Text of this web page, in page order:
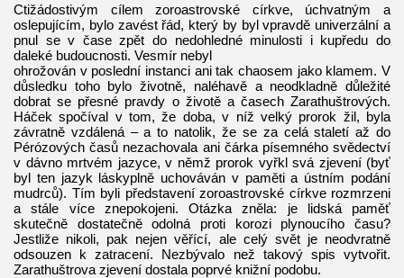
Ctižádostivým cílem zoroastrovské církve, úchvatným a
oslepujícím, bylo zavést řád, který by byl vpravdě univerzální a
pnul se v čase zpět do nedohledné minulosti i kupředu do
daleké budoucnosti. Vesmír nebyl
ohrožován v poslední instanci ani tak chaosem jako klamem. V
důsledku toho bylo životně, naléhavě a neodkladně důležité
dobrat se přesné pravdy o životě a časech Zarathuštrových.
Háček spočíval v tom, že doba, v níž velký prorok žil, byla
závratně vzdálená – a to natolik, že se za celá staletí až do
Pérózových časů nezachovala ani čárka písemného svědectví
v dávno mrtvém jazyce, v němž prorok vyřkl svá zjevení (byť
byl ten jazyk láskyplně uchováván v paměti a ústním podání
mudrců). Tím byli představení zoroastrovské církve rozmrzeni
a stále více znepokojeni. Otázka zněla: je lidská paměť
skutečně dostatečně odolná proti korozi plynoucího času?
Jestliže nikoli, pak nejen věřící, ale celý svět je neodvratně
odsouzen k zatracení. Nezbývalo než takový spis vytvořit.
Zarathuštrova zjevení dostala poprvé knižní podobu.